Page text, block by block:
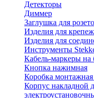
Детекторы
Диммер
Заглушка для
Изделия для
Изделия для
Инструменты
Кабель-маркеры на
Кнопка нажимная
Коробка
Корпус накладной